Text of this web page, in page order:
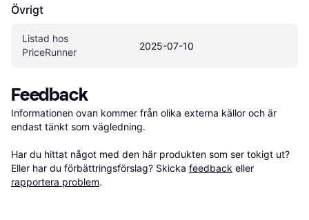
Övrigt
Listad hos
PriceRunner
2025-07-10
Feedback
Informationen ovan kommer från olika externa källor och är
endast tänkt som vägledning.
Har du hittat något med den här produkten som ser tokigt ut?
Eller har du förbättringsförslag? Skicka feedback eller
rapportera problem.